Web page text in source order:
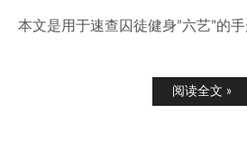
本文是用于速查囚徒健身”六艺”的
阅读全文 »